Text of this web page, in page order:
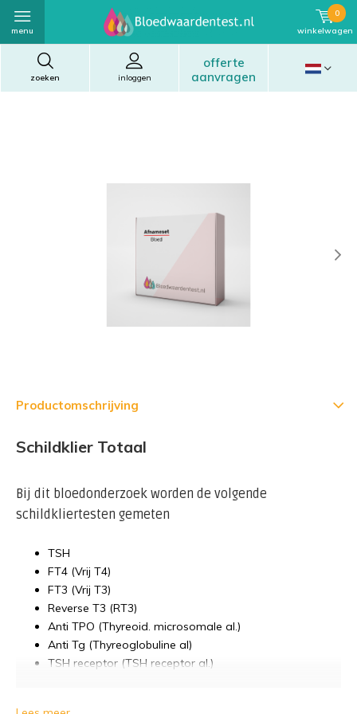
zoeken
offerte
aanvragen
inloggen
menu winkelwagen
0
Productomschrijving
Schildklier Totaal
Bij dit bloedonderzoek worden de volgende
schildkliertesten gemeten
TSH
FT4 (Vrij T4)
FT3 (Vrij T3)
Reverse T3 (RT3)
Anti TPO (Thyreoid. microsomale al.)
Anti Tg (Thyreoglobuline al)
TSH receptor (TSH receptor al.)